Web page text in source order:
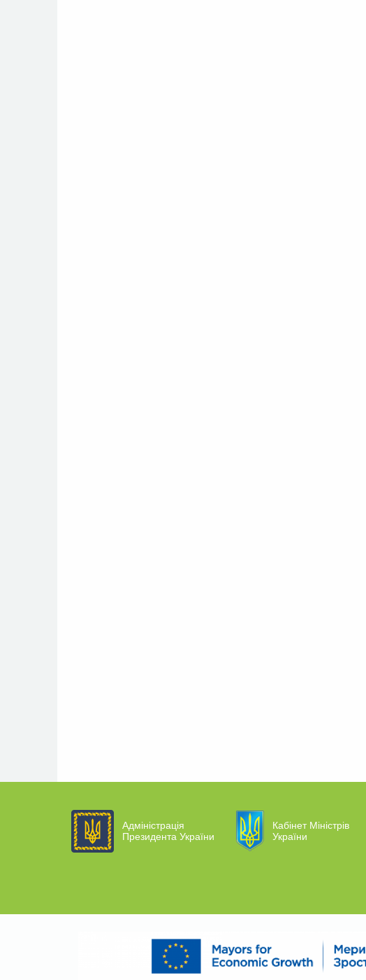
Адміністрація
Президента України
Кабінет Міністрів
України